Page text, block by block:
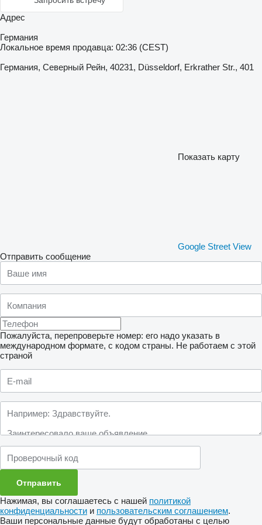
Адрес
Германия
Локальное время продавца: 02:36 (CEST)
Германия, Северный Рейн, 40231, Düsseldorf, Erkrather Str., 401
Показать карту
Google Street View
Отправить сообщение
Пожалуйста, перепроверьте номер: его надо указать в
международном формате, с кодом страны. Не работаем с этой
страной
Нажимая, вы соглашаетесь с нашей политикой
конфиденциальности и пользовательским соглашением.
Ваши персональные данные будут обработаны с целью